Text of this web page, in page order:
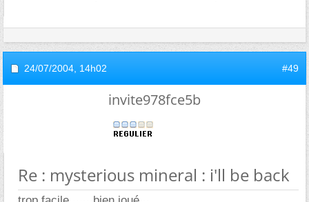
24/07/2004, 14h02 #49
invite978fce5b
Re : mysterious mineral : i'll be back